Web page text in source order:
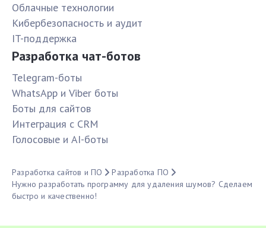
Облачные технологии
Кибербезопасность и аудит
IT-поддержка
Разработка чат-ботов
Telegram-боты
WhatsApp и Viber боты
Боты для сайтов
Интеграция с CRM
Голосовые и AI-боты
Разработка сайтов и ПО
Разработка ПО
Нужно разработать программу для удаления шумов? Сделаем
быстро и качественно!